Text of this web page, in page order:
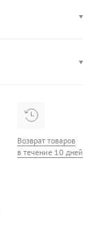
Возврат товаров
в течение 10 дней